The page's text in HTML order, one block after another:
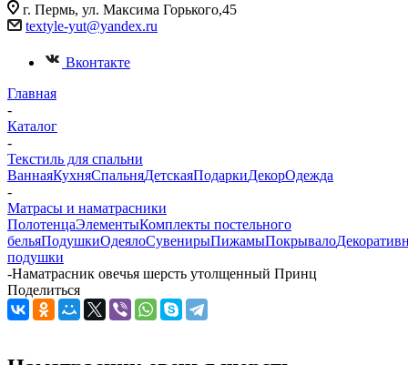
г. Пермь, ул. Максима Горького,45
textyle-yut@yandex.ru
Вконтакте
Главная
-
Каталог
-
Текстиль для спальни
ВаннаяКухняСпальняДетскаяПодаркиДекорОдежда
-
Матрасы и наматрасники
ПолотенцаЭлементыКомплекты постельного
бельяПодушкиОдеялоСувенирыПижамыПокрывало
подушки
-Наматрасник овечья шерсть утолщенный Принц
Поделиться